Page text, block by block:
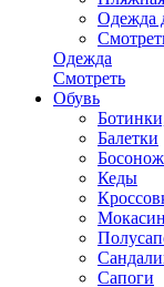
Одежда
Одежда
Смотреть
Обувь
Балетки
Кеды
Сапоги